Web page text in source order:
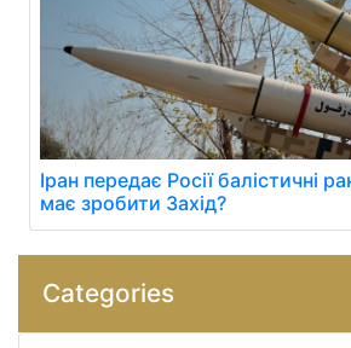
Іран передає Росії балістичні
має зробити Захід?
Categories